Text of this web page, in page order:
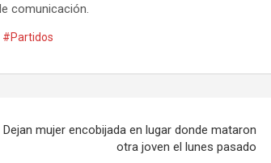
comunicación.
#Partidos
Dejan mujer encobijada en lugar donde mataron
otra joven el lunes pasado